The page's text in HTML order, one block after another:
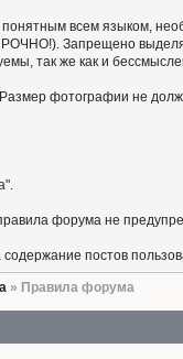
всем языком,
Запрещено
так же как и
фотографии не
форума не
постов
» Правила форума